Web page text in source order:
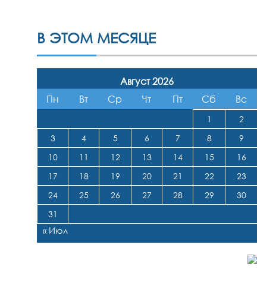
В ЭТОМ МЕСЯЦЕ
Август 2026
Пн
Вт Ср Чт Пт Сб Вс
1
2
3
4 5 6 7 8
9
10
11 12 13 14 15
16
17
18 19 20 21 22
23
24
25 26 27 28 29
30
31
« Июл